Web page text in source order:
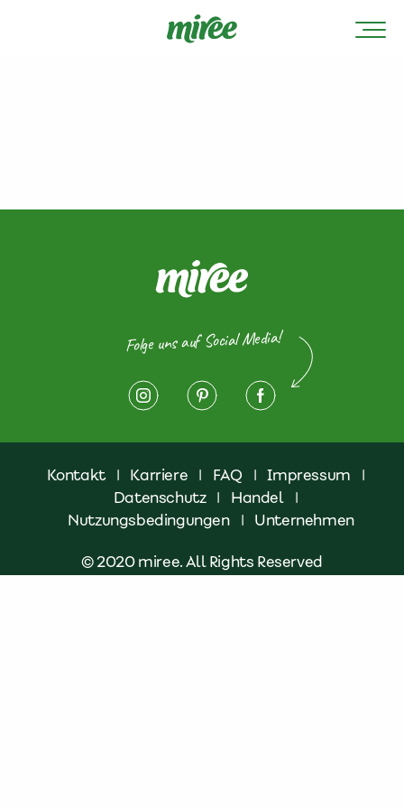
Folge uns auf Social Media!
Kontakt | Karriere | FAQ | Impressum
|
Datenschutz | Handel
|
Nutzungsbedingungen
| Unternehmen
© 2020 miree. All Rights Reserved